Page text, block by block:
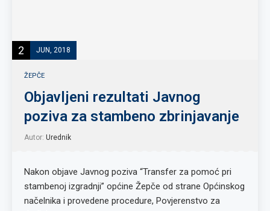
2 JUN, 2018
ŽEPČE
Objavljeni rezultati Javnog
poziva za stambeno zbrinjavanje
Autor: Urednik
Nakon objave Javnog poziva “Transfer za pomoć pri
stambenoj izgradnji” općine Žepče od strane Općinskog
načelnika i provedene procedure, Povjerenstvo za